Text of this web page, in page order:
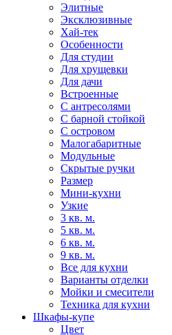
Элитные
Эксклюзивные
Хай-тек
Особенности
Для студии
Для хрущевки
Для дачи
Встроенные
С антресолями
С барной стойкой
С островом
Малогабаритные
Модульные
Скрытые ручки
Размер
Мини-кухни
Узкие
3 кв. м.
5 кв. м.
6 кв. м.
9 кв. м.
Все для кухни
Варианты отделки
Мойки и смесители
Техника для кухни
Шкафы-купе
Цвет